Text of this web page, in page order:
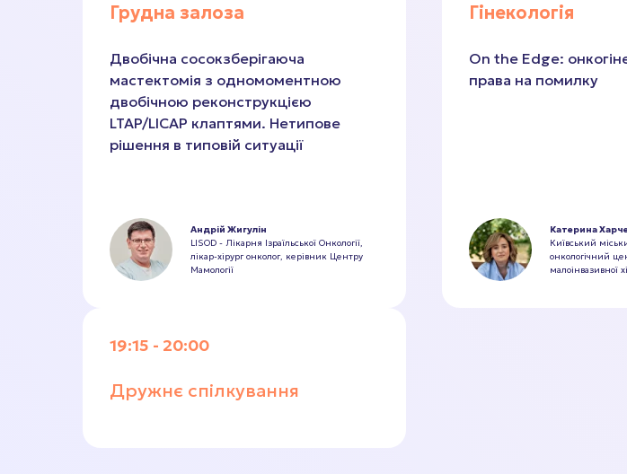
Грудна залоза
Двобічна сосокзберігаюча
мастектомія з одномоментною
двобічною реконструкцією
LTAP/LICAP клаптями. Нетипове
рішення в типовій ситуації
Андрій Жигулін
LISOD - Лікарня Ізраїльської Онкології,
лікар-хірург онколог, керівник Центру
Мамології
Гінекологія
On the Edge:
права на помилку
Катерина
Київський
онкологічний
малоінвазивної
19:15 - 20:00
Дружнє спілкування